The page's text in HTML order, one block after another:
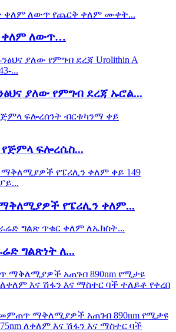
ለውጥ…
ያለው የምግብ ደረጃ ኡሮል...
የጅምላ ፍሎረሴስ...
የፔሪሊን ቀለም...
ግልጽነት ለ...